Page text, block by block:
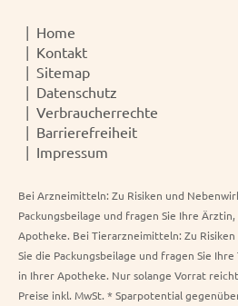
Home
Kontakt
Sitemap
Datenschutz
Verbraucherrechte
Barrierefreiheit
Impressum
Bei Arzneimitteln: Zu Risiken und
Packungsbeilage und fragen Sie Ihre
Apotheke. Bei Tierarzneimitteln: Zu
Sie die Packungsbeilage und fragen Sie
in Ihrer Apotheke. Nur solange Vorrat
Preise inkl. MwSt. * Sparpotential